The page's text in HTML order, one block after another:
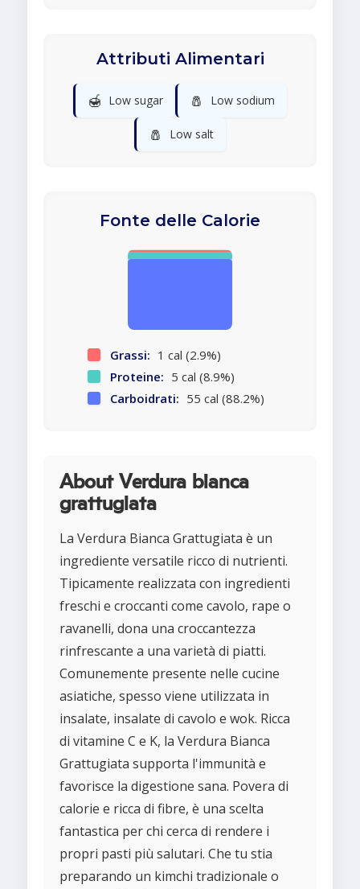
Attributi Alimentari
🍯 Low sugar 🧂 Low sodium
🧂 Low salt
Fonte delle Calorie
Grassi: 1 cal (2.9%)
Proteine: 5 cal (8.9%)
Carboidrati: 55 cal (88.2%)
About Verdura bianca
grattugiata
La Verdura Bianca Grattugiata è un
ingrediente versatile ricco di nutrienti.
Tipicamente realizzata con ingredienti
freschi e croccanti come cavolo, rape o
ravanelli, dona una croccantezza
rinfrescante a una varietà di piatti.
Comunemente presente nelle cucine
asiatiche, spesso viene utilizzata in
insalate, insalate di cavolo e wok. Ricca
di vitamine C e K, la Verdura Bianca
Grattugiata supporta l'immunità e
favorisce la digestione sana. Povera di
calorie e ricca di fibre, è una scelta
fantastica per chi cerca di rendere i
propri pasti più salutari. Che tu stia
preparando un kimchi tradizionale o